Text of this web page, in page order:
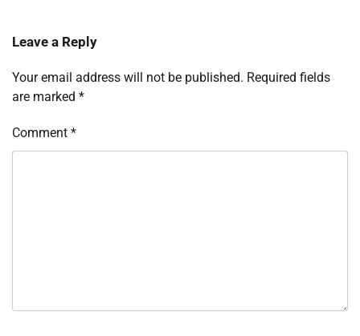
Leave a Reply
Your email address will not be published. Required fields
are marked *
Comment *